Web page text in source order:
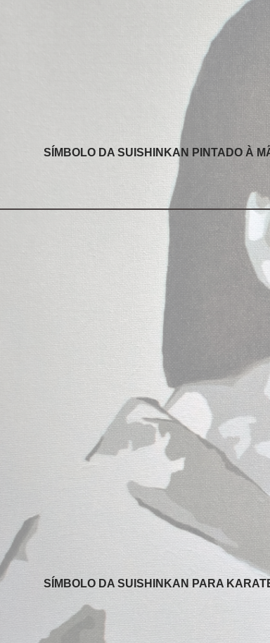
SÍMBOLO DA SUISHINKAN PINTADO À
SÍMBOLO DA SUISHINKAN PARA